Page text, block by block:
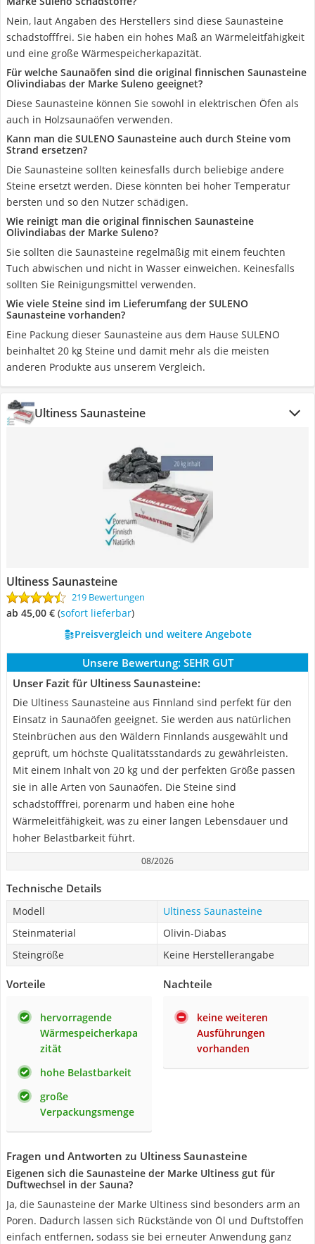
Nein, laut Angaben des Herstellers sind diese Saunasteine
schadstofffrei. Sie haben ein hohes Maß an Wärmeleitfähigkeit
und eine große Wärmespeicherkapazität.
Für welche Saunaöfen sind die original finnischen Saunasteine
Olivindiabas der Marke Suleno geeignet?
Diese Saunasteine können Sie sowohl in elektrischen Öfen als
auch in Holzsaunaöfen verwenden.
Kann man die SULENO Saunasteine auch durch Steine vom
Strand ersetzen?
Die Saunasteine sollten keinesfalls durch beliebige andere
Steine ersetzt werden. Diese könnten bei hoher Temperatur
bersten und so den Nutzer schädigen.
Wie reinigt man die original finnischen Saunasteine
Olivindiabas der Marke Suleno?
Sie sollten die Saunasteine regelmäßig mit einem feuchten
Tuch abwischen und nicht in Wasser einweichen. Keinesfalls
sollten Sie Reinigungsmittel verwenden.
Wie viele Steine sind im Lieferumfang der SULENO
Saunasteine vorhanden?
Eine Packung dieser Saunasteine aus dem Hause SULENO
beinhaltet 20 kg Steine und damit mehr als die meisten
anderen Produkte aus unserem Vergleich.
Ultiness Saunasteine
Ultiness Saunasteine
219 Bewertungen
ab 45,00 € ( Sofort lieferbar)
Preisvergleich und weitere Angebote
Unsere Bewertung: SEHR GUT
Unser Fazit für Ultiness Saunasteine:
Die Ultiness Saunasteine aus Finnland sind perfekt für den
Einsatz in Saunaöfen geeignet. Sie werden aus natürlichen
Steinbrüchen aus den Wäldern Finnlands ausgewählt und
geprüft, um höchste Qualitätsstandards zu gewährleisten.
Mit einem Inhalt von 20 kg und der perfekten Größe passen
sie in alle Arten von Saunaöfen. Die Steine sind
schadstofffrei, porenarm und haben eine hohe
Wärmeleitfähigkeit, was zu einer langen Lebensdauer und
hoher Belastbarkeit führt.
08/2026
Technische Details
Modell
Ultiness Saunasteine
Steinmaterial
Olivin-Diabas
Steingröße
Keine Herstellerangabe
Vorteile
hervorragende
Wärmespeicherkapa
zität
hohe Belastbarkeit
große
Verpackungsmenge
Nachteile
keine weiteren
Ausführungen
vorhanden
Fragen und Antworten zu Ultiness Saunasteine
Eigenen sich die Saunasteine der Marke Ultiness gut für
Duftwechsel in der Sauna?
Ja, die Saunasteine der Marke Ultiness sind besonders arm an
Poren. Dadurch lassen sich Rückstände von Öl und Duftstoffen
einfach entfernen, sodass sie bei erneuter Anwendung ganz